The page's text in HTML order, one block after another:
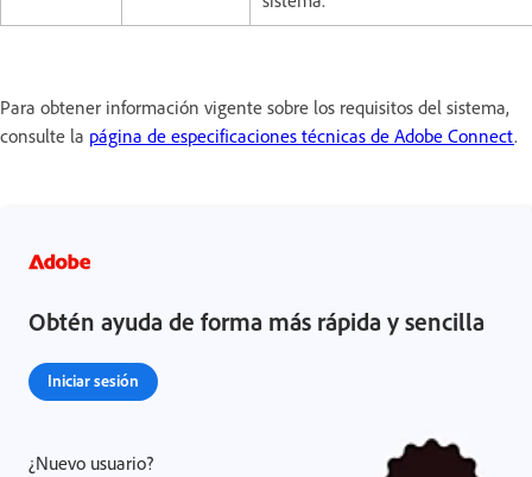
Para obtener información vigente sobre los requisitos del sistema,
consulte la página de especificaciones técnicas de Adobe Connect.
Obtén ayuda de forma más rápida y sencilla
Iniciar sesión
¿Nuevo usuario?